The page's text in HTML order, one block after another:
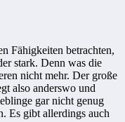
Fähigkeiten betrachten,
stark. Denn was die
nicht mehr. Der große
also anderswo und
gar nicht genug
Es gibt allerdings auch